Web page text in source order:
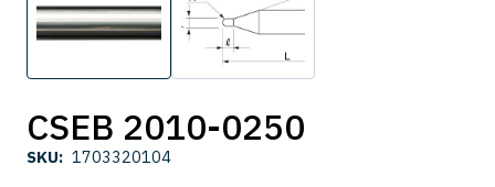
CSEB 2010-0250
SKU: 1703320104